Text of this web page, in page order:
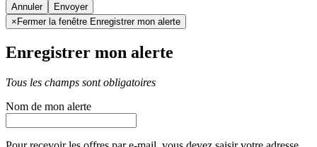
Annuler
× Fermer la fenêtre Enregistrer mon alerte
Enregistrer mon alerte
Tous les champs sont obligatoires
Nom de mon alerte